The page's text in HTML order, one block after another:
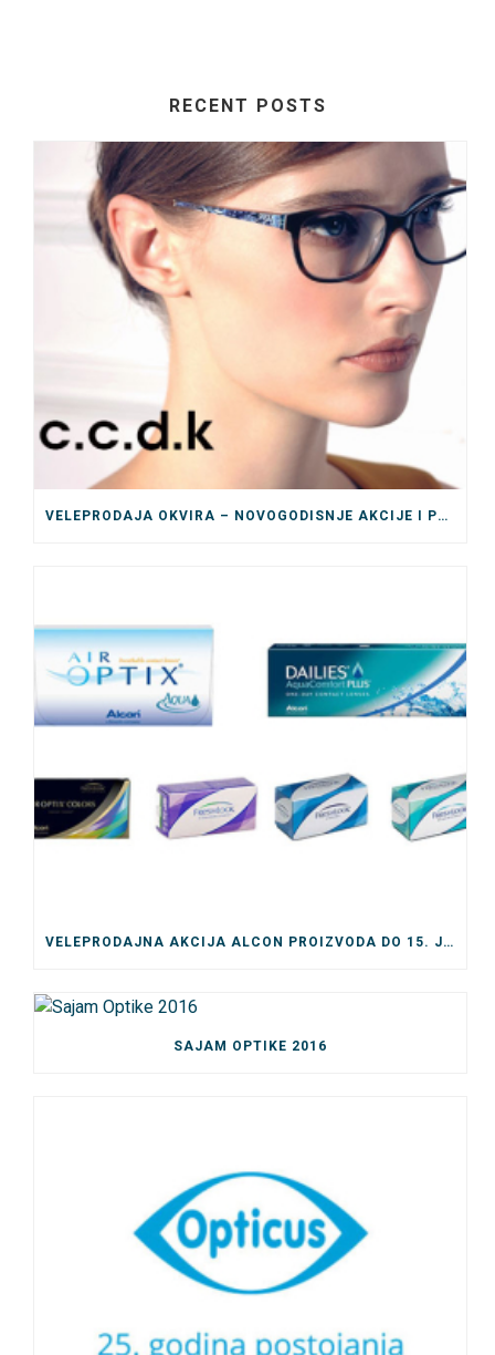
RECENT POSTS
VELEPRODAJA OKVIRA – NOVOGODISNJE AKCIJE I POPUSTI
VELEPRODAJNA AKCIJA ALCON PROIZVODA DO 15. JULA
SAJAM OPTIKE 2016